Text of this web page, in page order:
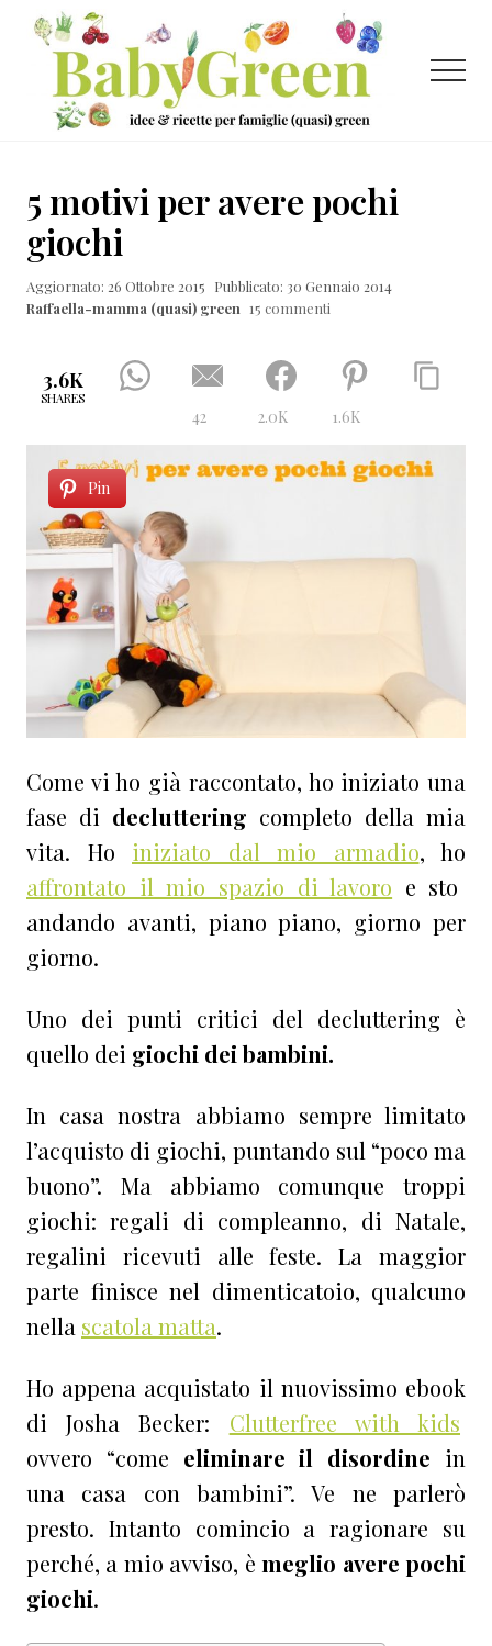
Menu
Passa
contenuto
principale
Passa
laterale
primaria
Passa
ricette
per
famiglie
Menu
5 motivi per avere pochi
giochi
Aggiornato: 26 Ottobre 2015 Pubblicato: 30 Gennaio 2014
Raffaella-mamma (quasi) green 15 commenti
3.6K
SHARES
42 2.0K 1.6K
Pin
Come vi ho già raccontato, ho iniziato una
fase di decluttering completo della mia
vita. Ho iniziato dal mio armadio, ho
affrontato il mio spazio di lavoro e sto
andando avanti, piano piano, giorno per
giorno.
Uno dei punti critici del decluttering è
quello dei giochi dei bambini.
In casa nostra abbiamo sempre limitato
l’acquisto di giochi, puntando sul “poco ma
buono”. Ma abbiamo comunque troppi
giochi: regali di compleanno, di Natale,
regalini ricevuti alle feste. La maggior
parte finisce nel dimenticatoio, qualcuno
nella scatola matta.
Ho appena acquistato il nuovissimo ebook
di Josha Becker: Clutterfree with kids
ovvero “come eliminare il disordine in
una casa con bambini”. Ve ne parlerò
presto. Intanto comincio a ragionare su
perché, a mio avviso, èmeglio avere pochi
giochi.